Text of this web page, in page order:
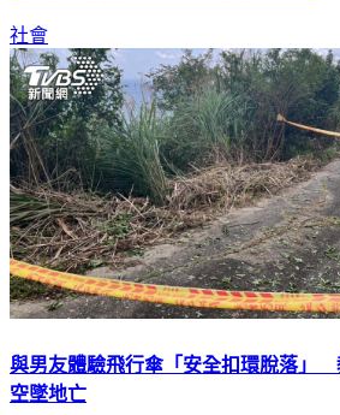
社會
與男友體驗飛行傘「安全扣環脫落」
空墜地亡